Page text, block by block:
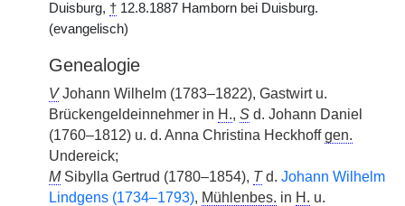
Duisburg, † 12.8.1887 Hamborn bei Duisburg.
(evangelisch)
Genealogie
VJohann Wilhelm (1783–1822), Gastwirt u.
Brückengeldeinnehmer in H., S d. Johann Daniel
(1760–1812) u. d. Anna Christina Heckhoffgen.
Undereick;
MSibylla Gertrud (1780–1854), Td. Johann Wilhelm
Lindgens (1734–1793), Mühlenbes. in H. u.